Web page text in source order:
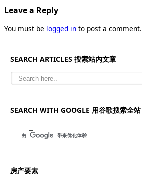
Leave a Reply
You must be logged in to post a comment.
SEARCH ARTICLES 搜索站内文章
SEARCH WITH GOOGLE 用谷歌搜索全站
房产要素